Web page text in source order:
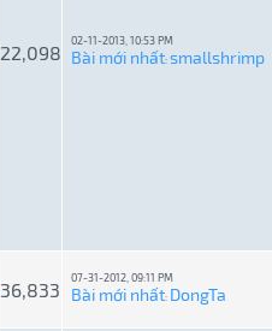
22,098
02-11-2013, 10:53 PM
Bài mới nhất:smallshrimp
36,833
07-31-2012, 09:11 PM
Bài mới nhất: DongTa